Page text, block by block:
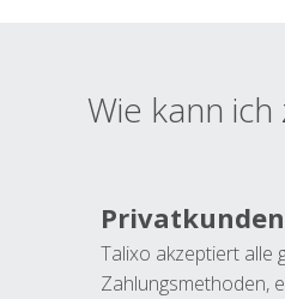
Wie kann ich
Privatkunden
Talixo akzeptiert alle
Zahlungsmethoden,